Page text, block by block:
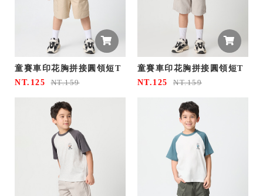
童賽車印花胸拼接圓領短T
NT.125
NT.159
童賽車印花胸拼接圓領短T
NT.125
NT.159